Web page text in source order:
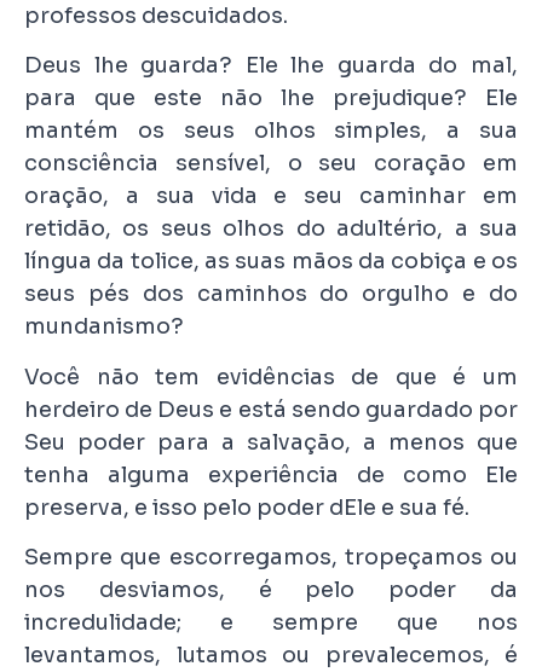
professos descuidados.
Deus lhe guarda? Ele lhe guarda do mal,
para que este não lhe prejudique? Ele
mantém os seus olhos simples, a sua
consciência sensível, o seu coração em
oração, a sua vida e seu caminhar em
retidão, os seus olhos do adultério, a sua
língua da tolice, as suas mãos da cobiça e os
seus pés dos caminhos do orgulho e do
mundanismo?
Você não tem evidências de que é um
herdeiro de Deus e está sendo guardado por
Seu poder para a salvação, a menos que
tenha alguma experiência de como Ele
preserva, e isso pelo poder dEle e sua fé.
Sempre que escorregamos, tropeçamos ou
nos desviamos, é pelo poder da
incredulidade; e sempre que nos
levantamos, lutamos ou prevalecemos, é